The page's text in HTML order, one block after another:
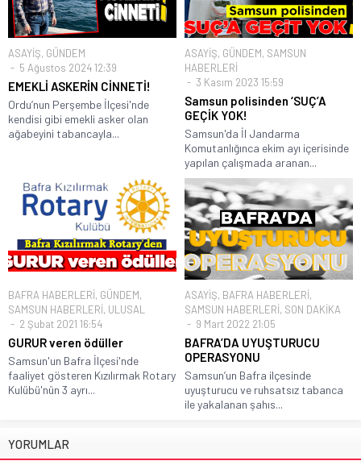
ASAYİŞ, GÜNDEM
5 Ağustos 2024 12:39
EMEKLİ ASKERİN CİNNETİ!
Ordu’nun Perşembe İlçesi'nde
kendisi gibi emekli asker olan
ağabeyini tabancayla...
ASAYİŞ, GÜNDEM, SAMSUN
HABERLERİ
3 Kasım 2023 15:59
Samsun polisinden ‘SUÇ’A
GEÇİK YOK!
Samsun'da İl Jandarma
Komutanlığınca ekim ayı içerisinde
yapılan çalışmada aranan...
BAFRA HABERLERİ, GÜNDEM,
SAMSUN HABERLERİ, ULUSAL
2 Şubat 2021 16:54
GURUR veren ödüller
Samsun'un Bafra İlçesi'nde
faaliyet gösteren Kızılırmak Rotary
Kulübü'nün 3 ayrı...
ASAYİŞ, BAFRA HABERLERİ,
SAMSUN HABERLERİ, SON DAKİKA
9 Mart 2022 21:05
BAFRA’DA UYUŞTURUCU
OPERASYONU
Samsun’un Bafra ilçesinde
uyuşturucu ve ruhsatsız tabanca
ile yakalanan şahıs...
YORUMLAR